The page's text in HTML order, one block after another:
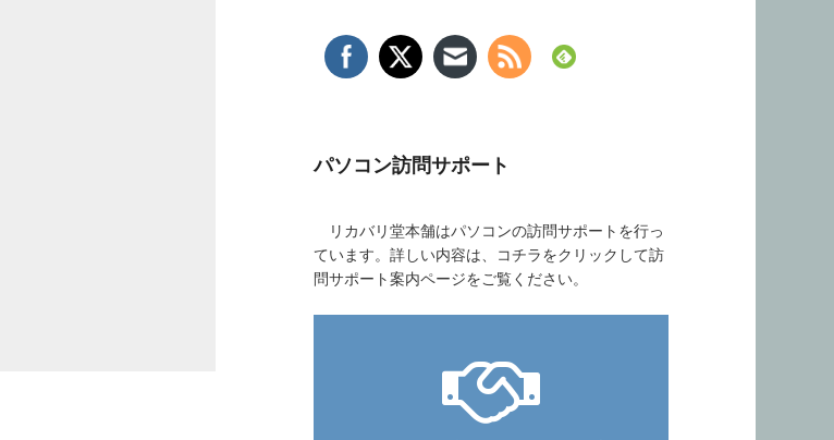
パソコン訪問サポート
リカバリ堂本舗はパソコンの訪問サポートを行っ
ています。詳しい内容は、コチラをクリックして訪
問サポート案内ページをご覧ください。